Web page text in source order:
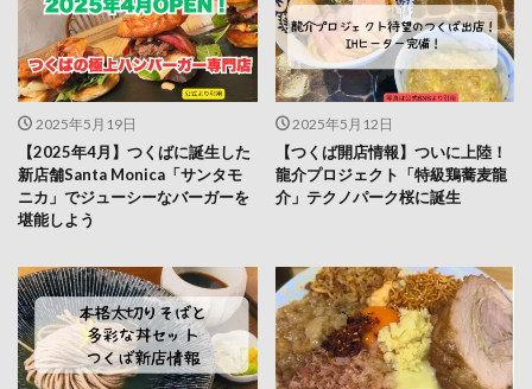
2025年5月19日
【2025年4月】つくばに誕生した
新店舗Santa Monica「サンタモ
ニカ」でジューシーなバーガーを
堪能しよう
2025年5月12日
【つくば開店情報】ついに上陸！
龍介プロジェクト「特級鶏蕎麦龍
介」テクノパーク桜に誕生